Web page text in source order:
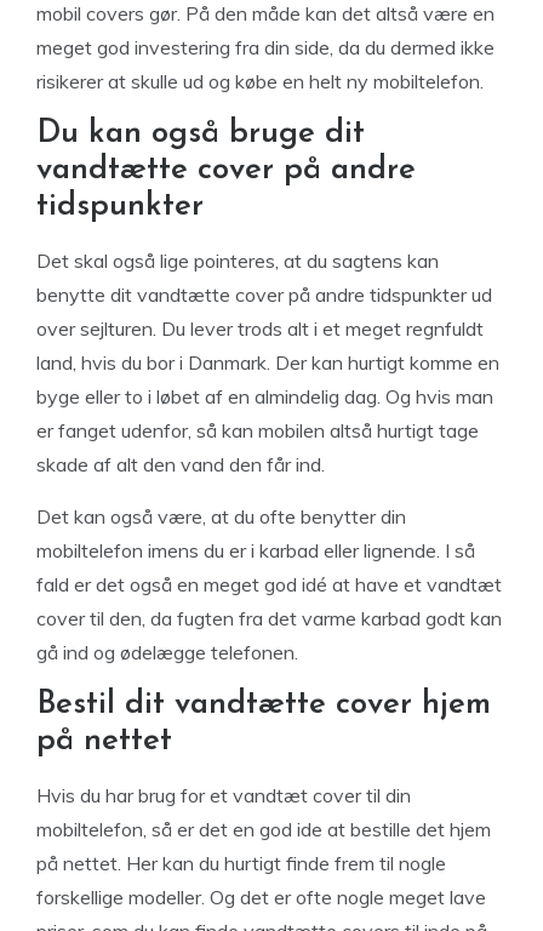
mobil covers gør. På den måde kan det altså være en
meget god investering fra din side, da du dermed ikke
risikerer at skulle ud og købe en helt ny mobiltelefon.
Du kan også bruge dit
vandtætte cover på andre
tidspunkter
Det skal også lige pointeres, at du sagtens kan
benytte dit vandtætte cover på andre tidspunkter ud
over sejlturen. Du lever trods alt i et meget regnfuldt
land, hvis du bor i Danmark. Der kan hurtigt komme en
byge eller to i løbet af en almindelig dag. Og hvis man
er fanget udenfor, så kan mobilen altså hurtigt tage
skade af alt den vand den får ind.
Det kan også være, at du ofte benytter din
mobiltelefon imens du er i karbad eller lignende. I så
fald er det også en meget god idé at have et vandtæt
cover til den, da fugten fra det varme karbad godt kan
gå ind og ødelægge telefonen.
Bestil dit vandtætte cover hjem
på nettet
Hvis du har brug for et vandtæt cover til din
mobiltelefon, så er det en god ide at bestille det hjem
på nettet. Her kan du hurtigt finde frem til nogle
forskellige modeller. Og det er ofte nogle meget lave